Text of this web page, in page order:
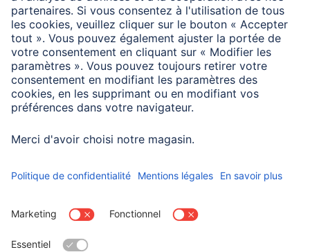
Fonctions
supplémentaires
Ecran, Hygrometer
Matière Acier